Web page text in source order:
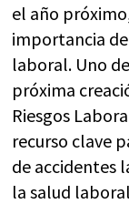
el año
importancia
laboral. Uno
próxima
Riesgos
recurso clave
de accidentes
la salud